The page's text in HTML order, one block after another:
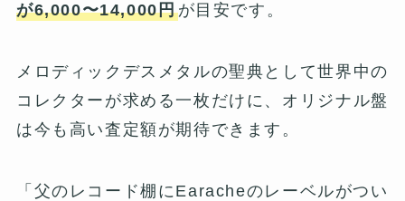
が6,000〜14,000円が目安です。
メロディックデスメタルの聖典として世界中の
コレクターが求める一枚だけに、オリジナル盤
は今も高い査定額が期待できます。
「父のレコード棚にEaracheのレーベルがつい